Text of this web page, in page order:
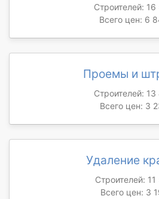
Строителей: 16
Всего цен: 6
Проемы и
Строителей: 13
Всего цен: 3
Удаление
Строителей: 11
Всего цен: 3